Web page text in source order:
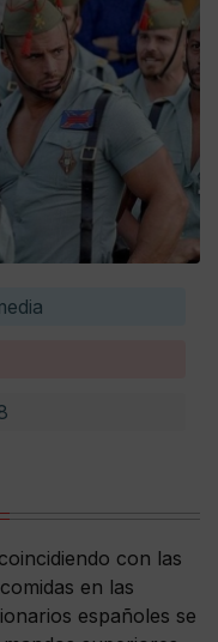
con las
en las
españoles se